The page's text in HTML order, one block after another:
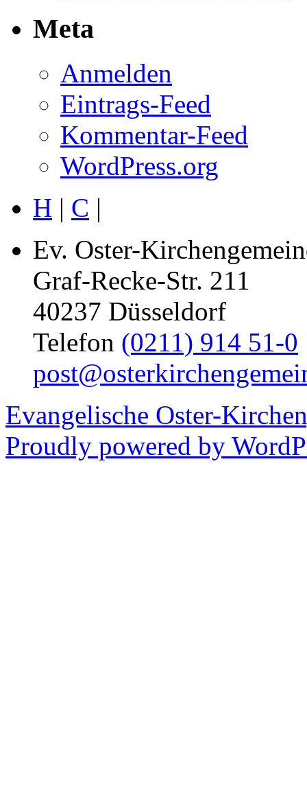
Meta
Anmelden
Eintrags-Feed
Kommentar-Feed
WordPress.org
H | C |
Ev. Oster-
Graf-Recke-Str. 211
40237 Düsseldorf
Telefon (0211) 914 51-0
Evangelische Oster-
Proudly powered by